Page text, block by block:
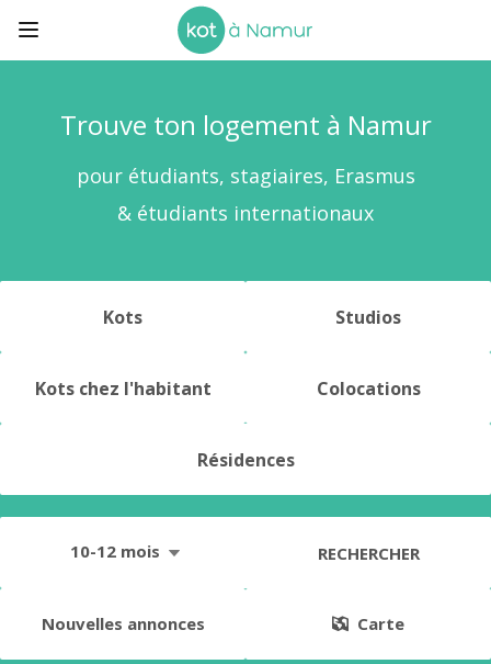
Trouve ton logement à Namur
pour étudiants, stagiaires, Erasmus
& étudiants internationaux
Kots Studios
Kots chez l'habitant Colocations
Résidences
10-12 mois RECHERCHER
Nouvelles annonces Carte